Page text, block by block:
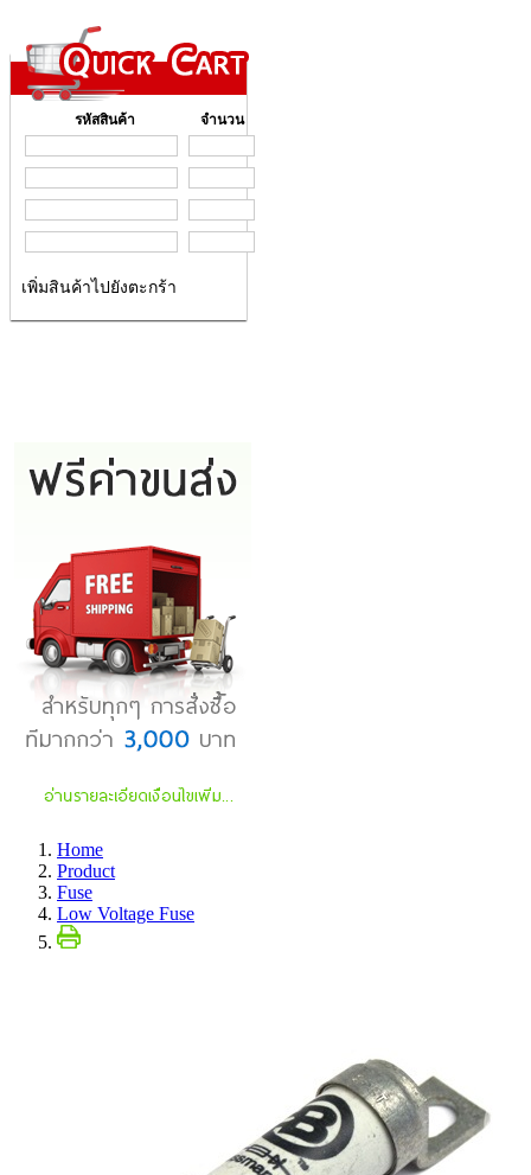
รหัสสินค้า จำนวน
เพิ่มสินค้าไปยังตะกร้า
Home
Product
Fuse
Low Voltage Fuse